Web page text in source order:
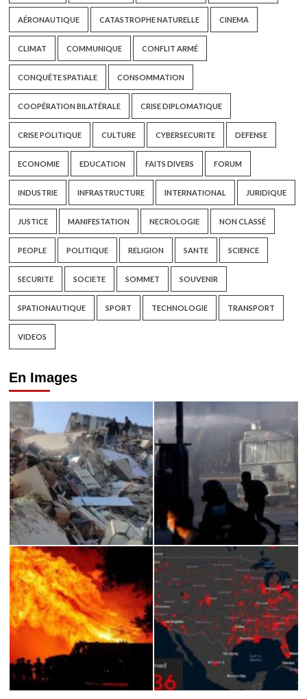
AÉRONAUTIQUE CATASTROPHE NATURELLE CINEMA
CLIMAT COMMUNIQUE CONFLIT ARMÉ
CONQUÊTE SPATIALE CONSOMMATION
COOPÉRATION BILATÉRALE CRISE DIPLOMATIQUE
CRISE POLITIQUE CULTURE CYBERSECURITE DEFENSE
ECONOMIE EDUCATION FAITS DIVERS FORUM
INDUSTRIE INFRASTRUCTURE INTERNATIONAL JURIDIQUE
JUSTICE MANIFESTATION NECROLOGIE NON CLASSÉ
PEOPLE POLITIQUE RELIGION SANTE SCIENCE
SECURITE SOCIETE SOMMET SOUVENIR
SPATIONAUTIQUE SPORT TECHNOLOGIE TRANSPORT
VIDEOS
En Images